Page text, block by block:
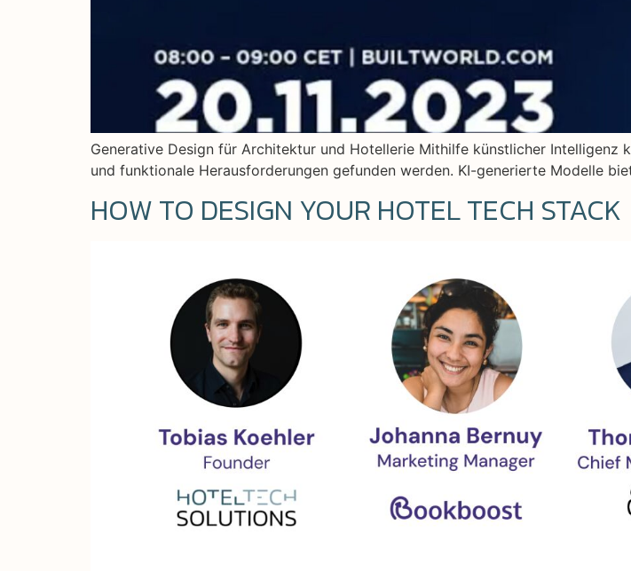
Generative Design für Architektur und Hotellerie Mithilfe künstlicher
und funktionale Herausforderungen gefunden werden. KI-generierte Modelle
HOW TO DESIGN YOUR HOTEL TECH STACK